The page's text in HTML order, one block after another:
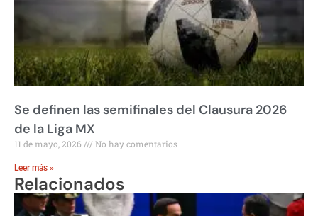
Se definen las semifinales del Clausura 2026
de la Liga MX
11 de mayo, 2026 No hay comentarios
Leer más »
Relacionados